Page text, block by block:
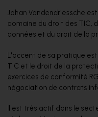
Johan Vandendriessche
domaine du droit des TIC,
données et du droit de la
L'accent de sa pratique
TIC et le droit de la
exercices de conformité
négociation de contrats
Il est très actif dans le